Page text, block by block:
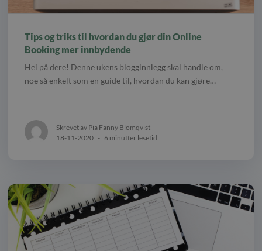
Tips og triks til hvordan du gjør din Online
Booking mer innbydende
Hei på dere! Denne ukens blogginnlegg skal handle om,
noe så enkelt som en guide til, hvordan du kan gjøre…
Skrevet av Pia Fanny Blomqvist
18-11-2020 - 6 minutter lesetid